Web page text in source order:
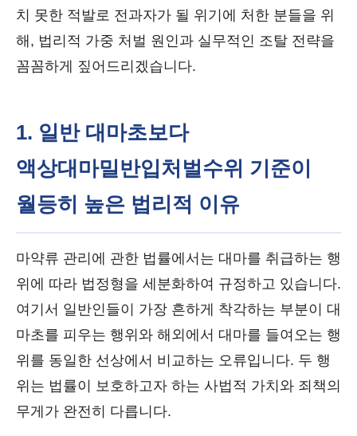
치 못한 적발로 전과자가 될 위기에 처한 분들을 위
해, 법리적 가중 처벌 원인과 실무적인 조탈 전략을
꼼꼼하게 짚어드리겠습니다.
1. 일반 대마초보다
액상대마밀반입처벌수위 기준이
월등히 높은 법리적 이유
마약류 관리에 관한 법률에서는 대마를 취급하는 행
위에 따라 법정형을 세분화하여 규정하고 있습니다.
여기서 일반인들이 가장 흔하게 착각하는 부분이 대
마초를 피우는 행위와 해외에서 대마를 들여오는 행
위를 동일한 선상에서 비교하는 오류입니다. 두 행
위는 법률이 보호하고자 하는 사법적 가치와 죄책의
무게가 완전히 다릅니다.